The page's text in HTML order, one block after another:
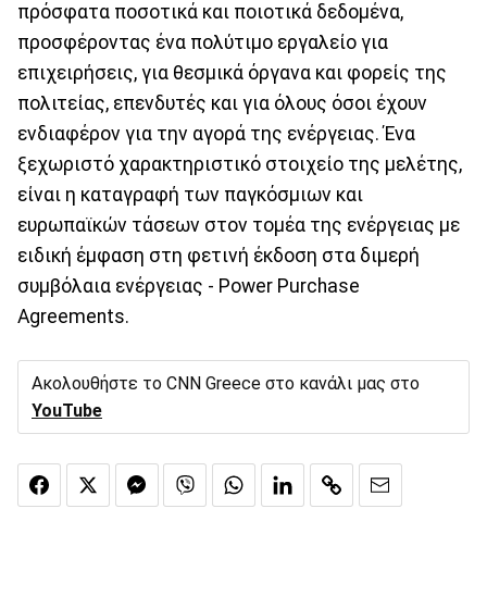
πρόσφατα ποσοτικά και ποιοτικά δεδομένα,
προσφέροντας ένα πολύτιμο εργαλείο για
επιχειρήσεις, για θεσμικά όργανα και φορείς της
πολιτείας, επενδυτές και για όλους όσοι έχουν
ενδιαφέρον για την αγορά της ενέργειας. Ένα
ξεχωριστό χαρακτηριστικό στοιχείο της μελέτης,
είναι η καταγραφή των παγκόσμιων και
ευρωπαϊκών τάσεων στον τομέα της ενέργειας με
ειδική έμφαση στη φετινή έκδοση στα διμερή
συμβόλαια ενέργειας - Power Purchase
Agreements.
Ακολουθήστε το CNN Greece στο κανάλι μας στο
YouTube